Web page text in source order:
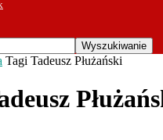
Tagi Tadeusz Płużański